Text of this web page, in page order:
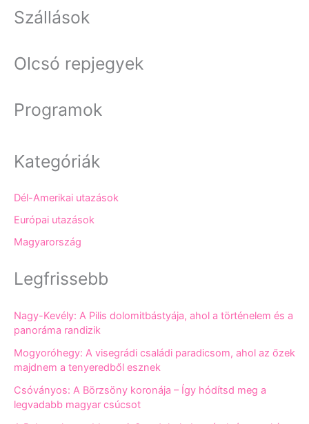
Szállások
Olcsó repjegyek
Programok
Kategóriák
Dél-Amerikai utazások
Európai utazások
Magyarország
Legfrissebb
Nagy-Kevély: A Pilis dolomitbástyája, ahol a történelem és a
panoráma randizik
Mogyoróhegy: A visegrádi családi paradicsom, ahol az őzek
majdnem a tenyeredből esznek
Csóványos: A Börzsöny koronája – Így hódítsd meg a
legvadabb magyar csúcsot